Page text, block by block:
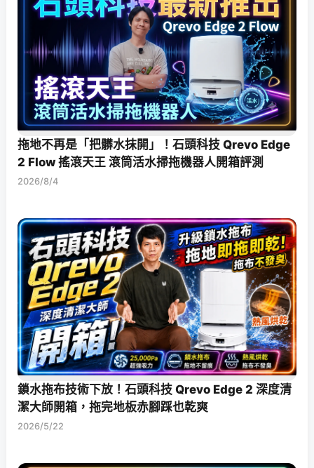
拖地不再是「把髒水抹開」！石頭科技 Qrevo Edge
2 Flow 搖滾天王 滾筒活水掃拖機器人開箱評測
2026/8/4
鎖水拖布技術下放！石頭科技 Qrevo Edge 2 深度清
潔大師開箱，拖完地板赤腳踩也乾爽
2026/5/22